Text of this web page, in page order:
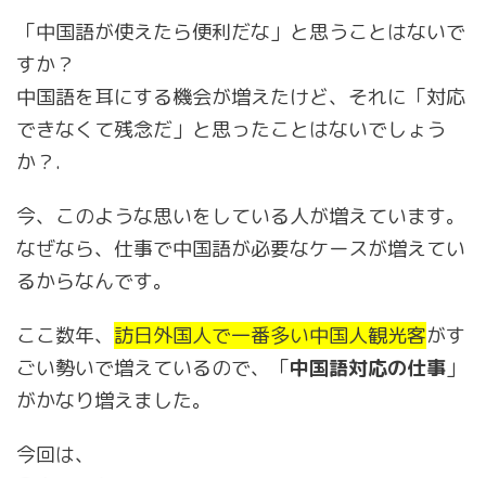
「中国語が使えたら便利だな」と思うことはないで
すか？
中国語を耳にする機会が増えたけど、それに「対応
できなくて残念だ」と思ったことはないでしょう
か？.
今、このような思いをしている人が増えています。
なぜなら、仕事で中国語が必要なケースが増えてい
るからなんです。
ここ数年、 訪日外国人で一番多い中国人観光客がす
ごい勢いで増えているので、「中国語対応の仕事 」
がかなり増えました。
今回は、